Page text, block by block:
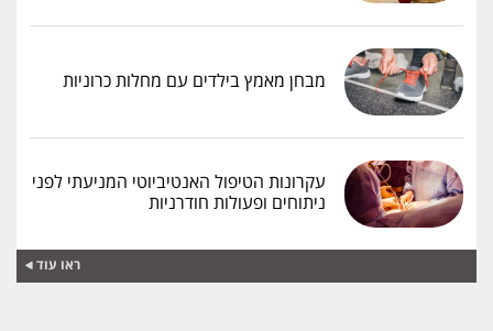
מבחן מאמץ בילדים עם מחלות כרוניות
עקרונות הטיפול האנטיביוטי המניעתי לפני
ניתוחים ופעולות חודרניות
ראו עוד